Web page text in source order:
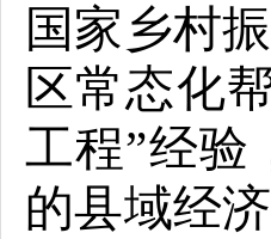
国家乡村
区常态化
工程”经验
的县域经